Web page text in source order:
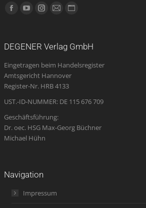
Finden Sie uns auf:
Facebook
new
window
YouTube
new
window
Instagram
new
window
E-
opens
in
new
Website
new
DEGENER Verlag GmbH
Eingetragen beim Handelsregister
Amtsgericht Hannover
Register-Nr. HRB 4133
UST.-ID-NUMMER: DE 115 676 709
Geschäftsführung:
Dr. oec. HSG Max-Georg Büchner
Michael Hühn
Navigation
Impressum